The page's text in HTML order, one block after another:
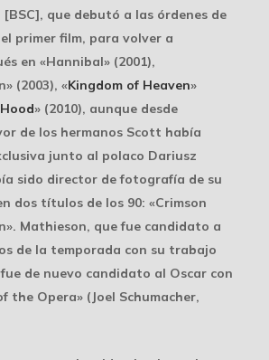
[BSC], que debutó a las órdenes de
primer film, para volver a
en «Hannibal» (2001),
(2003), «Kingdom of Heaven»
» (2010), aunque desde
de los hermanos Scott había
junto al polaco Dariusz
sido director de fotografía de su
dos títulos de los 90: «Crimson
Mathieson, que fue candidato a
de la temporada con su trabajo
fue de nuevo candidato al Oscar con
the Opera» (Joel Schumacher,